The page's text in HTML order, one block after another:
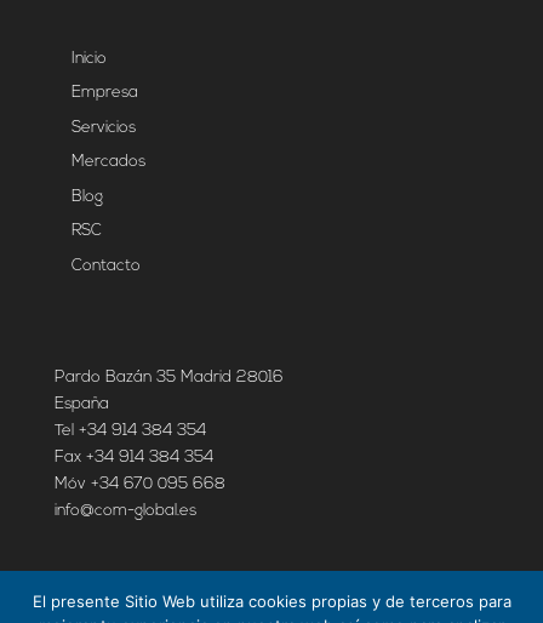
Inicio
Empresa
Servicios
Mercados
Blog
RSC
Contacto
Pardo Bazán 35 Madrid 28016
España
Tel +34 914 384 354
Fax +34 914 384 354
Móv +34 670 095 668
info@com-global.es
El presente Sitio Web utiliza cookies propias y de terceros para